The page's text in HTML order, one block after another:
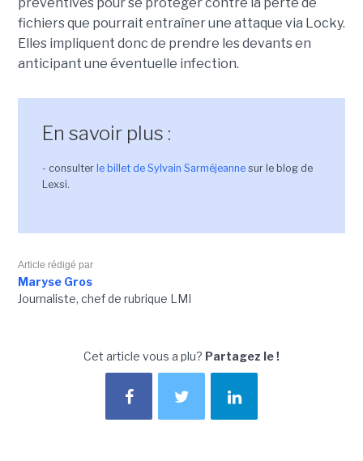
préventives pour se protéger contre la perte de
fichiers que pourrait entraîner une attaque via Locky.
Elles impliquent donc de prendre les devants en
anticipant une éventuelle infection.
En savoir plus :
- consulter le billet de Sylvain Sarméjeannesur le blog de
Lexsi.
Article rédigé par
Maryse Gros
Journaliste, chef de rubrique LMI
Cet article vous a plu? Partagez le !